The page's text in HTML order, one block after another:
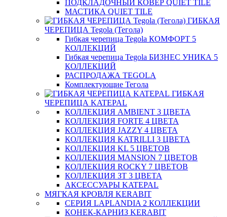
ПОДКЛАДОЧНЫЙ КОВЕР QUIET TILE
МАСТИКА QUIET TILE
ГИБКАЯ
ЧЕРЕПИЦА Tegola (Тегола)
Гибкая черепица Tegola КОМФОРТ 5
КОЛЛЕКЦИЙ
Гибкая черепица Tegola БИЗНЕС УНИКА 5
КОЛЛЕКЦИЙ
РАСПРОДАЖА TEGOLA
Комплектующие Тегола
ГИБКАЯ
ЧЕРЕПИЦА KATEPAL
КОЛЛЕКЦИЯ AMBIENT 3 ЦВЕТА
КОЛЛЕКЦИЯ FORTE 4 ЦВЕТА
КОЛЛЕКЦИЯ JAZZY 4 ЦВЕТА
КОЛЛЕКЦИЯ KATRILLI 3 ЦВЕТА
КОЛЛЕКЦИЯ KL 5 ЦВЕТОВ
КОЛЛЕКЦИЯ MANSION 7 ЦВЕТОВ
КОЛЛЕКЦИЯ ROCKY 7 ЦВЕТОВ
КОЛЛЕКЦИЯ ЗТ 3 ЦВЕТА
АКСЕССУАРЫ KATEPAL
МЯГКАЯ КРОВЛЯ KERABIT
СЕРИЯ LAPLANDIA 2 КОЛЛЕКЦИИ
КОНЕК-КАРНИЗ KERABIT